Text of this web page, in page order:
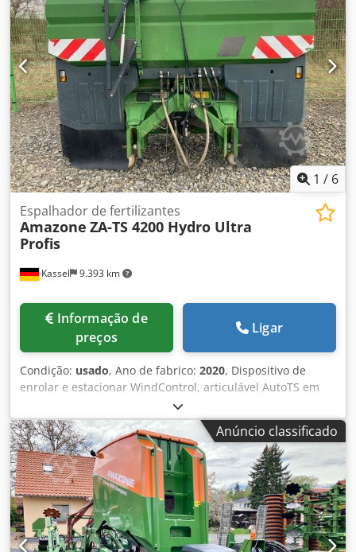
1 / 6
Kassel 9.393 km
Espalhador de fertilizantes
Amazone ZA-TS 4200 Hydro Ultra
Profis
preços
Ligar
Condição: usado, Ano de fabrico: 2020, Dispositivo de
enrolar e estacionar WindControl, articulável AutoTS em
ambos os lados / Barra de proteção tubular em L, sensor
de inclinação para sistema de pesagem FlowCheck, tapetes
EasyCheck, 16 peças / Flaps protetores em L e escadas,
iluminação LED, lona de cobertura enrolável em L /
Conjunto de pás espargidoras TS Djdpsrxr Uyofx Aagewa
Anúncio classificado